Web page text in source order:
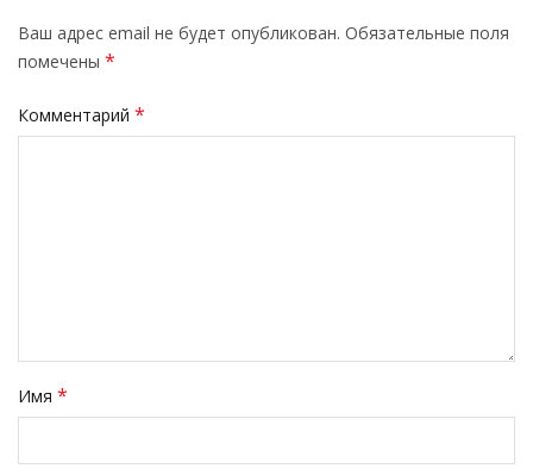
Ваш адрес email не будет опубликован. Обязательные поля
помечены *
Комментарий *
Имя *